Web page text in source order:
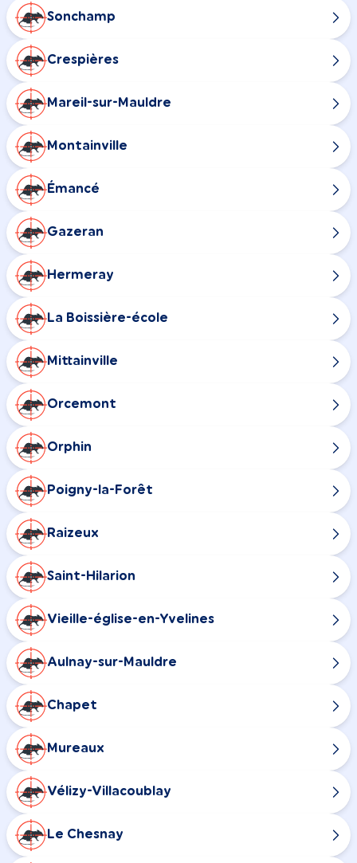
Sonchamp
Crespières
Mareil-sur-Mauldre
Montainville
Émancé
Gazeran
Hermeray
La Boissière-école
Mittainville
Orcemont
Orphin
Poigny-la-Forêt
Raizeux
Saint-Hilarion
Vieille-église-en-Yvelines
Aulnay-sur-Mauldre
Chapet
Mureaux
Vélizy-Villacoublay
Le Chesnay